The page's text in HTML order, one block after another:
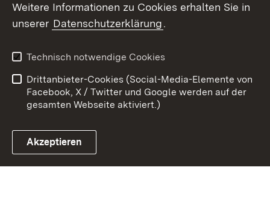
Link zum Landesportal
Kontakt
Datenschutz
Barrierefreiheit
Impressum Cookies
Weitere Informationen zu Cookies erhalten Sie in
unserer Datenschutzerklärung.
Technisch notwendige Cookies
Drittanbieter-Cookies (Social-Media-Elemente von
Facebook, X / Twitter und Google werden auf der
gesamten Webseite aktiviert.)
Akzeptieren